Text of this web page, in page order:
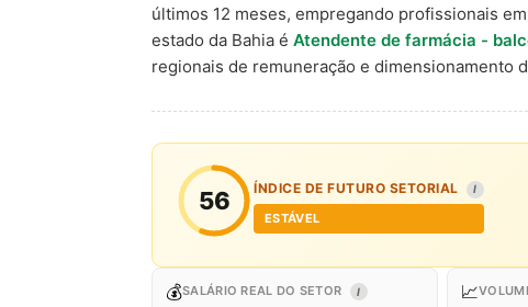
últimos 12 meses, empregando profissionais em
estado da Bahia é Atendente de farmácia -
regionais de remuneração e dimensionamento
56 ÍNDICE DE FUTURO SETORIAL I
ESTÁVEL
💰SALÁRIO REAL DO SETOR I 📈